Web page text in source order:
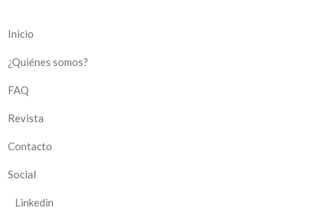
Inicio
¿Quiénes somos?
FAQ
Revista
Contacto
Social
Linkedin